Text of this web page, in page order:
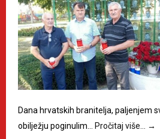
Dana hrvatskih branitelja, paljenjem
obilježju poginulim…
Pročitaj više… →